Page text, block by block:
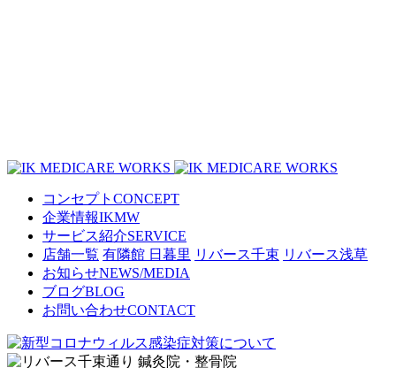
コンセプト CONCEPT
企業情報IKMW
サービス紹介SERVICE
店舗一覧 有隣館 日暮里 リバース千束 リバース浅草
お知らせNEWS/MEDIA
ブログBLOG
お問い合わせCONTACT